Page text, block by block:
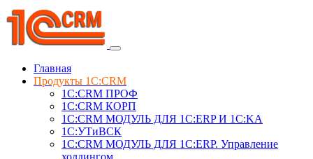
Главная
Продукты 1C:CRM
1С:CRM ПРОФ
1С:CRM КОРП
1С:CRM МОДУЛЬ ДЛЯ 1C:ERP И 1C:KA
1C:УТиВСК
1С:CRM МОДУЛЬ ДЛЯ 1C:ERP. Управление
холдингом